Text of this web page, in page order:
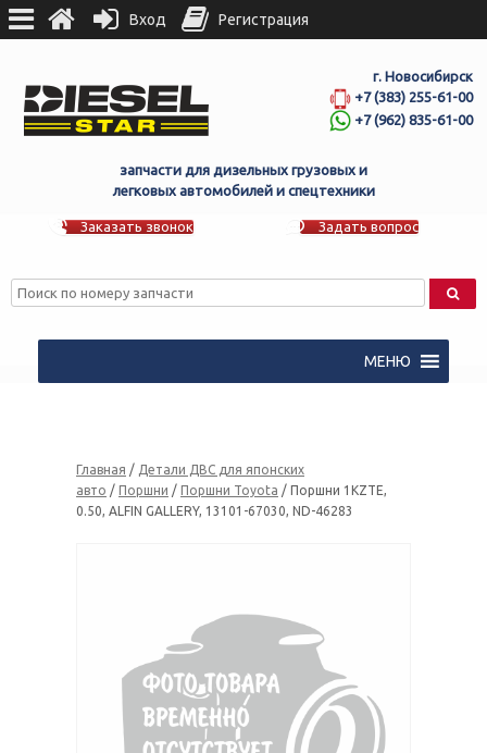
г. Новосибирск
+7 (383) 255-61-00
+7 (962) 835-61-00
запчасти для дизельных грузовых и
легковых автомобилей и спецтехники
Заказать звонок Задать вопрос
МЕНЮ
Главная / Детали ДВС для японских
авто / Поршни / Поршни Toyota / Поршни 1KZTE,
0.50, ALFIN GALLERY, 13101-67030, ND-46283
Вход Регистрация